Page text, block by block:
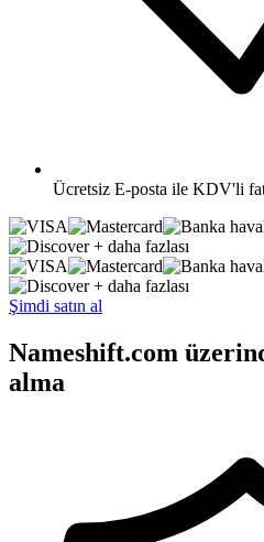
Ücretsiz E-posta ile KDV'li
+ daha fazlası
+ daha fazlası
Şimdi satın al
Nameshift.com
alma